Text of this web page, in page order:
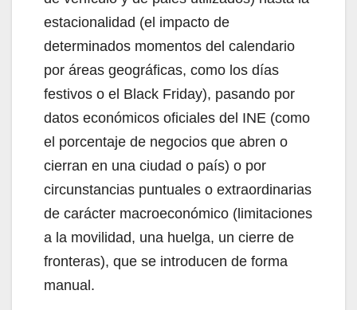
estacionalidad (el impacto de
determinados momentos del calendario
por áreas geográficas, como los días
festivos o el Black Friday), pasando por
datos económicos oficiales del INE (como
el porcentaje de negocios que abren o
cierran en una ciudad o país) o por
circunstancias puntuales o extraordinarias
de carácter macroeconómico (limitaciones
a la movilidad, una huelga, un cierre de
fronteras), que se introducen de forma
manual.